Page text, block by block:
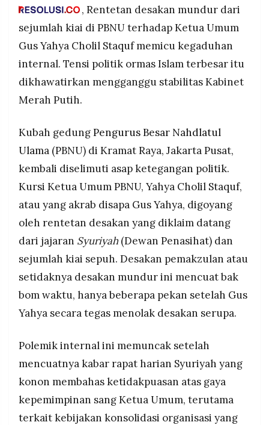
IKUTI
KAMI
©
RESOLUSI
PRAMUDITA
Resolusi.co
2026
RESOLUSI
MEDIA
PRAMUDITA
, Rentetan desakan mundur dari
sejumlah kiai di PBNU terhadap Ketua Umum
Gus Yahya Cholil Staquf memicu kegaduhan
internal. Tensi politik ormas Islam terbesar itu
dikhawatirkan mengganggu stabilitas Kabinet
Merah Putih.
Kubah gedungPengurus Besar Nahdlatul
Ulama (PBNU) di Kramat Raya, Jakarta Pusat,
kembali diselimuti asap ketegangan politik.
Kursi Ketua Umum PBNU, Yahya Cholil Staquf,
atau yang akrab disapa Gus Yahya, digoyang
oleh rentetan desakan yang diklaim datang
dari jajaran Syuriyah(Dewan Penasihat) dan
sejumlah kiai sepuh. Desakan pemakzulan atau
setidaknya desakan mundur ini mencuat bak
bom waktu, hanya beberapa pekan setelah Gus
Yahya secara tegas menolak desakan serupa.
Polemik internal ini memuncak setelah
mencuatnya kabar rapat harian Syuriyah yang
konon membahas ketidakpuasan atas gaya
kepemimpinan sang Ketua Umum, terutama
terkait kebijakan konsolidasi organisasi yang